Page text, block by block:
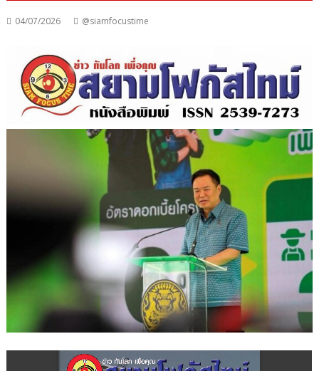
04/07/2026 @siamfocustime